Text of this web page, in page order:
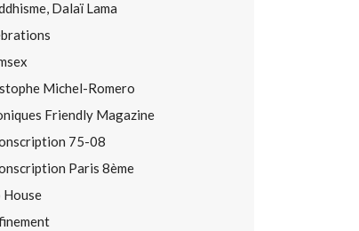
Dalaï Lama
Michel-Romero
Friendly Magazine
75-08
Paris 8ème
House